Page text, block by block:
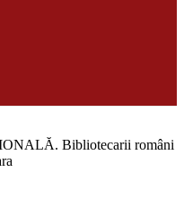
Bibliotecarii români